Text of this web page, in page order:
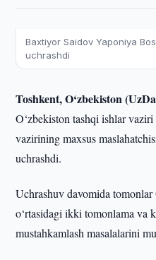
Baxtiyor Saidov Yaponiya
uchrashdi
Toshkent, O‘zbekiston
O‘zbekiston tashqi ishlar
vazirining maxsus
uchrashdi.
Uchrashuv davomida
o‘rtasidagi ikki tomonlama va
mustahkamlash masalalarini